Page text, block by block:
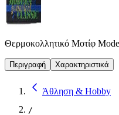
Θερμοκολλητικό Μοτίφ
Περιγραφή Χαρακτηριστικά
Άθληση & Hobby
/